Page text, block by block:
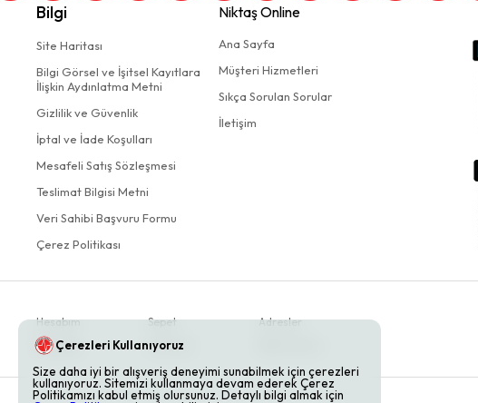
Bilgi
Site Haritası
Bilgi Görsel ve İşitsel Kayıtlara
İlişkin Aydınlatma Metni
Gizlilik ve Güvenlik
İptal ve İade Koşulları
Mesafeli Satış Sözleşmesi
Teslimat Bilgisi Metni
Veri Sahibi Başvuru Formu
Çerez Politikası
Niktaş Online
Ana Sayfa
Müşteri Hizmetleri
Sıkça Sorulan Sorular
İletişim
Hesabım
Siparişler
Sepet
Favoriler
Adresler
Çerezleri Kullanıyoruz
Size daha iyi bir alışveriş deneyimi sunabilmek için çerezleri
kullanıyoruz. Sitemizi kullanmaya devam ederek Çerez
Politikamızı kabul etmiş olursunuz. Detaylı bilgi almak için